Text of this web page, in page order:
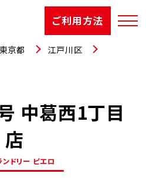
ご利用方法
検索
ばれる理由
用方法
東京都
江戸川区
中葛西1丁目
店
ンドリー ピエロ